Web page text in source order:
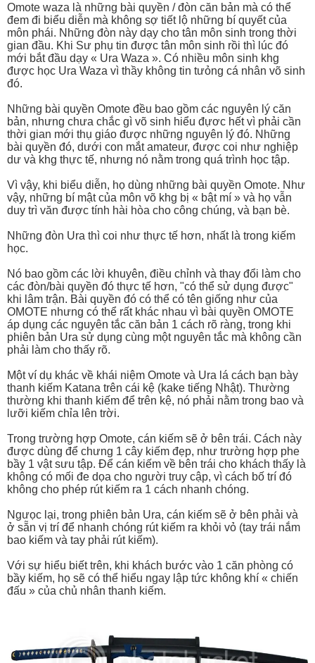
Omote waza là những bài quyền / đòn căn bản mà có thể
đem đi biểu diễn mà không sợ tiết lộ những bí quyết của
môn phái. Những đòn này dạy cho tân môn sinh trong thời
gian đầu. Khi Sư phụ tin được tân môn sinh rồi thì lúc đó
mới bắt đầu dạy « Ura Waza ». Có nhiều môn sinh khg
được học Ura Waza vì thầy không tin tưỏng cá nhân võ sinh
đó.
Những bài quyền Omote đều bao gồm các nguyên lý căn
bản, nhưng chưa chắc gì võ sinh hiểu đựơc hết vì phải cần
thời gian mới thụ giáo được những nguyên lý đó. Những
bài quyền đó, dưới con mắt amateur, được coi như nghiệp
dư và khg thực tế, nhưng nó nằm trong quá trình học tập.
Vì vậy, khi biểu diễn, họ dùng những bài quyền Omote. Như
vậy, những bí mật của môn võ khg bị « bật mí » và họ vẫn
duy trì văn được tính hài hòa cho công chúng, và bạn bè.
Những đòn Ura thì coi như thực tế hơn, nhất là trong kiếm
học.
Nó bao gồm các lời khuyên, điều chỉnh và thay đổi làm cho
các đòn/bài quyền đó thực tế hơn, "có thể sử dụng được"
khi lâm trận. Bài quyền đó có thể có tên giống như của
OMOTE nhưng có thể rất khác nhau vì bài quyền OMOTE
áp dụng các nguyên tắc căn bản 1 cách rõ ràng, trong khi
phiên bản Ura sử dụng cùng một nguyên tắc mà không cần
phải làm cho thấy rõ.
Một ví dụ khác về khái niệm Omote và Ura lá cách bạn bày
thanh kiếm Katana trên cái kệ (kake tiếng Nhật). Thường
thường khi thanh kiếm để trên kệ, nó phải nằm trong bao và
lưỡi kiếm chỉa lên trời.
Trong trường hợp Omote, cán kiếm sẽ ở bên trái. Cách này
được dùng để chưng 1 cây kiếm đẹp, như trường hợp phe
bầy 1 vật sưu tập. Để cán kiếm về bên trái cho khách thấy là
không có mối đe dọa cho người truy cập, vì cách bố trí đó
không cho phép rút kiếm ra 1 cách nhanh chóng.
Ngưọc lại, trong phiên bản Ura, cán kiếm sẽ ở bên phải và
ở sẵn vị trí để nhanh chóng rút kiếm ra khỏi vỏ (tay trái nắm
bao kiếm và tay phải rút kiếm).
Với sự hiểu biết trên, khi khách bước vào 1 căn phòng có
bầy kiếm, họ sẽ có thể hiểu ngay lập tức không khí « chiến
đấu » của chủ nhân thanh kiếm.